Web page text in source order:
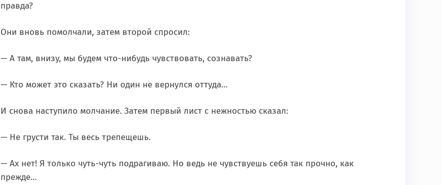
правда?
Они вновь помолчали, затем второй спросил:
— А там, внизу, мы будем что-нибудь чувствовать, сознавать?
— Кто может это сказать? Ни один не вернулся оттуда…
И снова наступило молчание. Затем первый лист с нежностью сказал:
— Не грусти так. Ты весь трепещешь.
— Ах нет! Я только чуть-чуть подрагиваю. Но ведь не чувствуешь себя так прочно, как
прежде…